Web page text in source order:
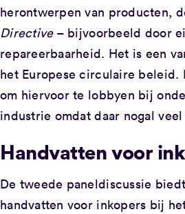
herontwerpen van producten,
Directive – bijvoorbeeld door
repareerbaarheid. Het is een
het Europese circulaire beleid.
om hiervoor te lobbyen bij
industrie omdat daar nogal
Handvatten voor
De tweede paneldiscussie
handvatten voor inkopers bij